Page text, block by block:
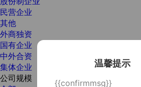
温馨提示
{{confirmmsg}}
民营企业
其他
外商独资
国有企业
中外合资
集体企业
公司规模